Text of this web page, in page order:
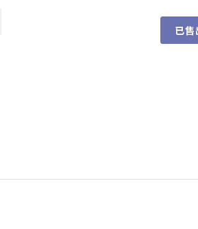
已售